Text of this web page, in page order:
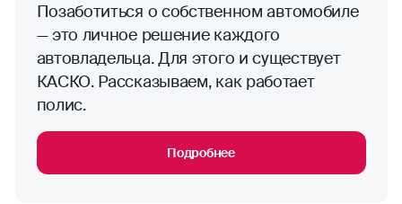
Позаботиться о собственном автомобиле
— это личное решение каждого
автовладельца. Для этого и существует
КАСКО. Рассказываем, как работает
полис.
Подробнее